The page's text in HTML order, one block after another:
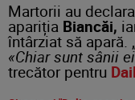
Martorii au
apariția Biancăi,
întârziat să apară.
«Chiar sunt sânii
trecător pentru